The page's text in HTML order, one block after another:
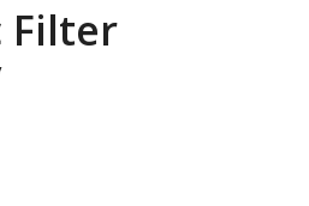
Filter